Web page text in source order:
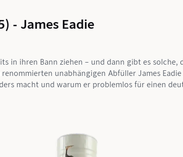
- James Eadie
in ihren Bann ziehen – und dann gibt es
unabhängigen Abfüller James
macht und warum er problemlos für einen